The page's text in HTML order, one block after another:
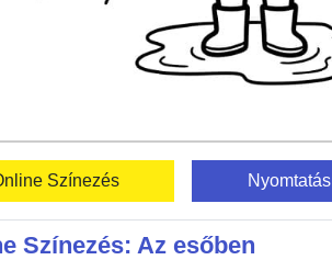
Színezés Nyomtatás
Színezés: Az esőben